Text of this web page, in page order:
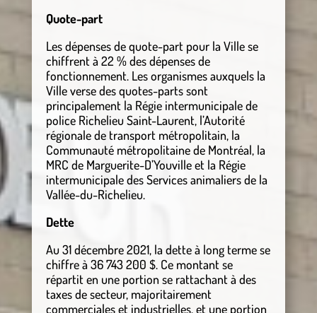
Quote-part
Les dépenses de quote-part pour la Ville se
chiffrent à 22 % des dépenses de
fonctionnement. Les organismes auxquels la
Ville verse des quotes-parts sont
principalement la Régie intermunicipale de
police Richelieu Saint-Laurent, l’Autorité
régionale de transport métropolitain, la
Communauté métropolitaine de Montréal, la
MRC de Marguerite-D’Youville et la Régie
intermunicipale des Services animaliers de la
Vallée-du-Richelieu.
Dette
Au 31 décembre 2021, la dette à long terme se
chiffre à 36 743 200 $. Ce montant se
répartit en une portion se rattachant à des
taxes de secteur, majoritairement
commerciales et industrielles, et une portion